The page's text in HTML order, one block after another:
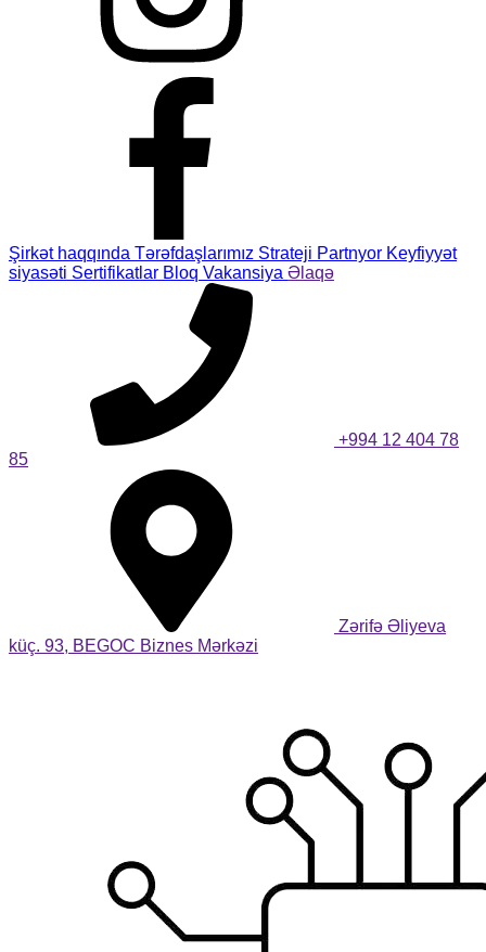
Şirkət haqqında Tərəfdaşlarımız Strateji Partnyor Keyfiyyət
siyasəti Sertifikatlar Bloq Vakansiya Əlaqə
+994 12 404 78
85
Zərifə Əliyeva
küç. 93, BEGOC Biznes Mərkəzi